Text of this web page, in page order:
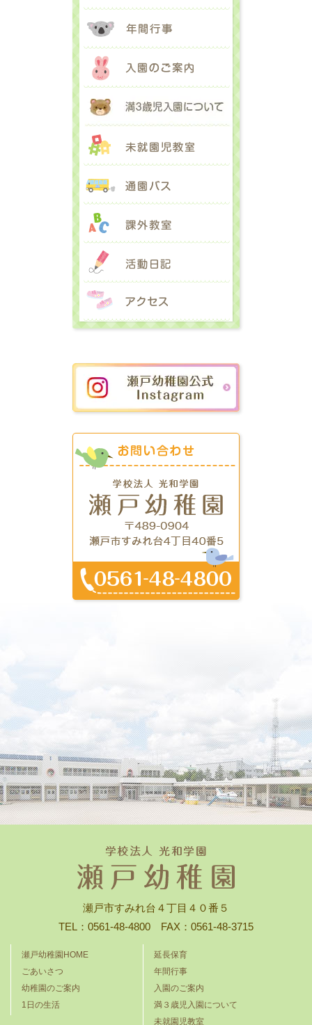
課外教室
活動日記
アクセス
瀬戸市すみれ台４丁目４０番５
TEL：0561-48-4800 FAX：0561-48-3715
瀬戸幼稚園HOME
ごあいさつ
幼稚園のご案内
1日の生活
延長保育
年間行事
入園のご案内
満３歳児入園について
未就園児教室